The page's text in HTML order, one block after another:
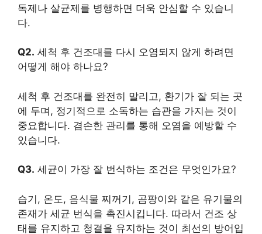
독제나 살균제를 병행하면 더욱 안심할 수 있습니
다.
Q2. 세척 후 건조대를 다시 오염되지 않게 하려면
어떻게 해야 하나요?
세척 후 건조대를 완전히 말리고, 환기가 잘 되는 곳
에 두며, 정기적으로 소독하는 습관을 가지는 것이
중요합니다. 겸손한 관리를 통해 오염을 예방할 수
있습니다.
Q3. 세균이 가장 잘 번식하는 조건은 무엇인가요?
습기, 온도, 음식물 찌꺼기, 곰팡이와 같은 유기물의
존재가 세균 번식을 촉진시킵니다. 따라서 건조 상
태를 유지하고 청결을 유지하는 것이 최선의 방어입